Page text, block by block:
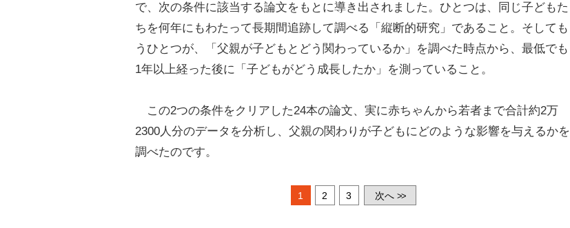
で、次の条件に該当する論文をもとに導き出されました。ひとつは、同じ子どもた
ちを何年にもわたって長期間追跡して調べる「縦断的研究」であること。そしても
うひとつが、「父親が子どもとどう関わっているか」を調べた時点から、最低でも
1年以上経った後に「子どもがどう成長したか」を測っていること。
この2つの条件をクリアした24本の論文、実に赤ちゃんから若者まで合計約2万
2300人分のデータを分析し、父親の関わりが子どもにどのような影響を与えるかを
調べたのです。
1 2 3 次へ >>